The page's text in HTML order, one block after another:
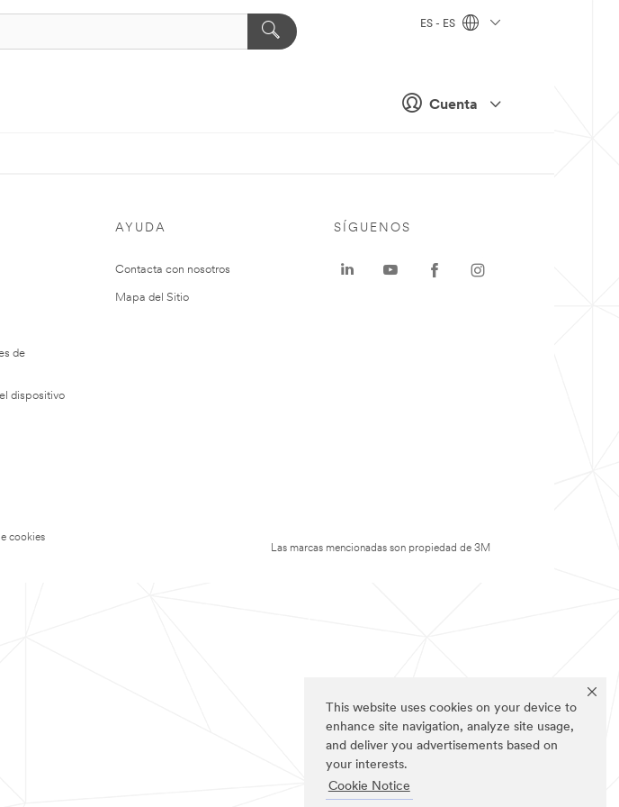
This website uses cookies on your device to
enhance site navigation, analyze site usage,
and deliver you advertisements based on
your interests.
Cookie Notice
Cuenta
ES - ES
de
dispositivo
AYUDA
Contacta con nosotros
Mapa del Sitio
cookies
SÍGUENOS
Las marcas mencionadas son propiedad de 3M